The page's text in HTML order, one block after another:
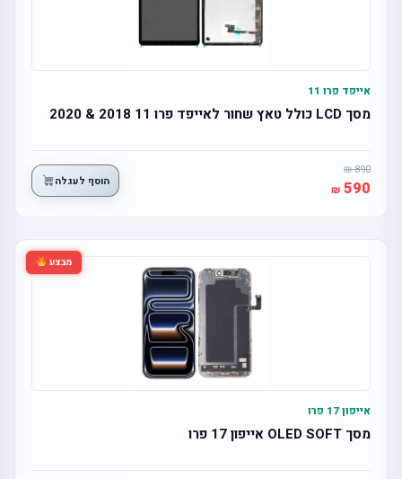
אייפד פרו 11
מסך LCD כולל טאץ שחור לאייפד פרו 11 2018 & 2020
890
590 הוסף לעגלה
מבצע
אייפון 17 פרו
מסך OLED SOFT אייפון 17 פרו